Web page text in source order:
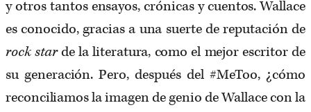
y otros tantos ensayos, crónicas y cuentos. Wallace
es conocido, gracias a una suerte de reputación de
rock starde la literatura, como el mejor escritor de
su generación. Pero, después del #MeToo, ¿cómo
reconciliamos la imagen de genio de Wallace con la